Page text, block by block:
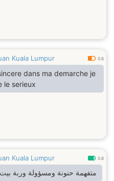
Kuala Lumpur 0.6
cherche le serieux
Kuala Lumpur 0.8
متفهمة حنونة ومسؤولة وربة بيت